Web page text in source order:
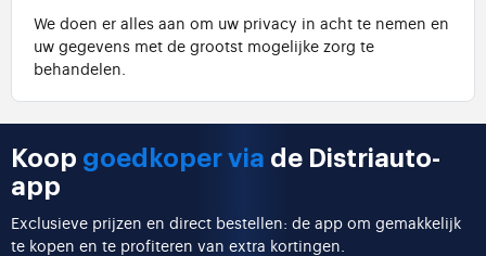
We doen er alles aan om uw privacy in acht te nemen en
uw gegevens met de grootst mogelijke zorg te
behandelen.
Koop goedkoper via de Distriauto-
app
Exclusieve prijzen en direct bestellen: de app om gemakkelijk
te kopen en te profiteren van extra kortingen.